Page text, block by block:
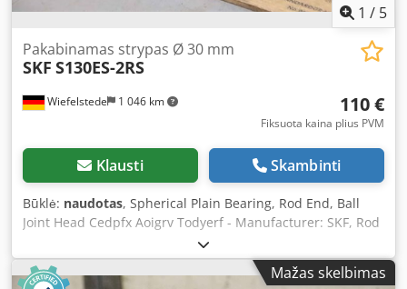
1 / 5
Wiefelstede 1 046 km
Pakabinamas strypas Ø 30 mm
SKF S130ES-2RS
110 €
Fiksuota kaina plius PVM
Klausti Skambinti
Būklė: naudotas, Spherical Plain Bearing, Rod End, Ball
Joint Head Cedpfx Aoigrv Todyerf - Manufacturer: SKF, Rod
Diameter Ø 30 mm - Rod End Type: 1x Type S130ES-2RS /
1x unmarked - Length: Bore spacing 170 to 215 mm -
Dimensions: 240/75/H45 mm - Weight: 2.1 kgMažas skelbimas